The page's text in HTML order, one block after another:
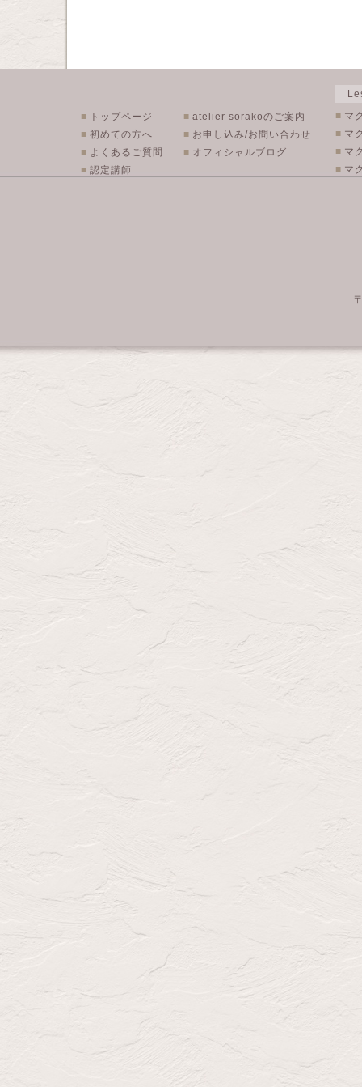
■ トップページ
■ 初めての方へ
■ よくあるご質問
■ 認定講師
■ atelier sorakoのご案内
■ お申し込み/お問い合わせ
■ オフィシャルブログ
■ マ
■ マ
■ マ
■ マ